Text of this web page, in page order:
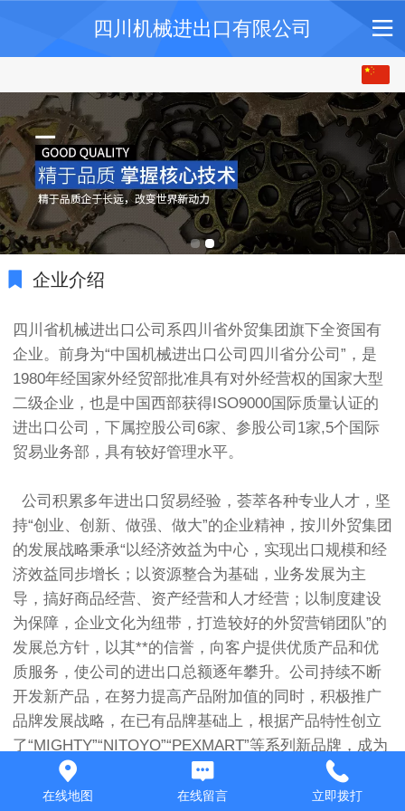
四川机械进出口有限公司
English
企业介绍
四川省机械进出口公司系四川省外贸集团旗下全资国有
企业。前身为“中国机械进出口公司四川省分公司”，是
1980年经国家外经贸部批准具有对外经营权的国家大型
二级企业，也是中国西部获得ISO9000国际质量认证的
进出口公司，下属控股公司6家、参股公司1家,5个国际
贸易业务部，具有较好管理水平。
公司积累多年进出口贸易经验，荟萃各种专业人才，坚
持“创业、创新、做强、做大”的企业精神，按川外贸集团
的发展战略秉承“以经济效益为中心，实现出口规模和经
济效益同步增长；以资源整合为基础，业务发展为主
导，搞好商品经营、资产经营和人才经营；以制度建设
为保障，企业文化为纽带，打造较好的外贸营销团队”的
发展总方针，以其**的信誉，向客户提供优质产品和优
质服务，使公司的进出口总额逐年攀升。公司持续不断
开发新产品，在努力提高产品附加值的同时，积极推广
品牌发展战略，在已有品牌基础上，根据产品特性创立
了“MIGHTY”“NITOYO”“PEXMART”等系列新品牌，成为
国外客户指定商标，具有一定影响力和销售渠道，极大
地增强了企业核心竞争力。
在线地图 在线留言 立即拨打